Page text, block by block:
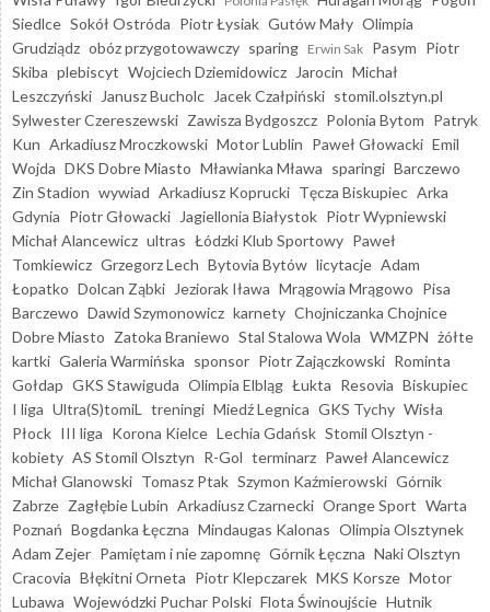
Siedlce Sokół Ostróda Piotr Łysiak Gutów Mały Olimpia
Grudziądz obóz przygotowawczy sparing Erwin Sak Pasym Piotr
Skiba plebiscyt Wojciech Dziemidowicz Jarocin Michał
Leszczyński
Janusz Bucholc Jacek Czałpiński stomil.olsztyn.pl
Sylwester Czereszewski Zawisza Bydgoszcz Polonia Bytom Patryk
Kun Arkadiusz Mroczkowski Motor Lublin Paweł Głowacki Emil
Wojda DKS Dobre Miasto Mławianka Mława sparingi Barczewo
Zin Stadion wywiad Arkadiusz Koprucki Tęcza Biskupiec Arka
Gdynia Piotr Głowacki Jagiellonia Białystok Piotr Wypniewski
Michał Alancewicz ultras Łódzki Klub Sportowy Paweł
Tomkiewicz Grzegorz Lech Bytovia Bytów licytacje Adam
Łopatko Dolcan Ząbki Jeziorak Iława Mrągowia Mrągowo Pisa
Barczewo Dawid Szymonowicz karnety Chojniczanka Chojnice
Dobre Miasto Zatoka Braniewo Stal Stalowa Wola WMZPN żółte
kartki Galeria Warmińska sponsor Piotr Zajączkowski Rominta
Gołdap GKS Stawiguda Olimpia Elbląg Łukta Resovia Biskupiec
I liga Ultra(S)tomiL treningi Miedź Legnica GKS Tychy Wisła
Płock III liga Korona Kielce Lechia Gdańsk Stomil Olsztyn -
kobiety AS Stomil Olsztyn R-Gol terminarz Paweł Alancewicz
Michał Glanowski Tomasz Ptak Szymon Kaźmierowski Górnik
Zabrze Zagłębie Lubin Arkadiusz Czarnecki Orange Sport Warta
Poznań Bogdanka Łęczna Mindaugas Kalonas Olimpia Olsztynek
Adam Zejer Pamiętam i nie zapomnę Górnik Łęczna Naki Olsztyn
Cracovia Błękitni Orneta Piotr Klepczarek MKS Korsze Motor
Lubawa Wojewódzki Puchar Polski Flota Świnoujście Hutnik